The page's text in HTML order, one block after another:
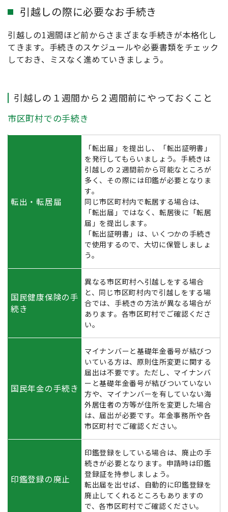
引越しの際に必要なお手続き
引越しの1週間ほど前からさまざまな手続きが本格化し
てきます。手続きのスケジュールや必要書類をチェック
しておき、ミスなく進めていきましょう。
引越しの１週間から２週間前にやっておくこと
市区町村での手続き
転出・転居届
「転出届」を提出し、「転出証明書」
を発行してもらいましょう。手続きは
引越しの２週間前から可能なところが
多く、その際には印鑑が必要となりま
す。
同じ市区町村内で転居する場合は、
「転出届」ではなく、転居後に「転居
届」を提出します。
「転出証明書」は、いくつかの手続き
で使用するので、大切に保管しましょ
う。
国民健康保険の手
続き
異なる市区町村へ引越しをする場合
と、同じ市区町村内で引越しをする場
合では、手続きの方法が異なる場合が
あります。各市区町村でご確認くださ
い。
国民年金の手続き
マイナンバーと基礎年金番号が結びつ
いている方は、原則住所変更に関する
届出は不要です。ただし、マイナンバ
ーと基礎年金番号が結びついていない
方や、マイナンバーを有していない海
外居住者の方等が住所を変更した場合
は、届出が必要です。年金事務所や各
市区町村でご確認ください。
印鑑登録の廃止
印鑑登録をしている場合は、廃止の手
続きが必要となります。申請時は印鑑
登録証を持参しましょう。
転出届を出せば、自動的に印鑑登録を
廃止してくれるところもありますの
で、各市区町村でご確認ください。